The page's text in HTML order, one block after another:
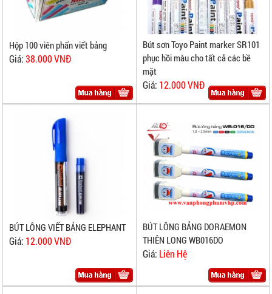
Hộp 100 viên phấn viết bảng
Giá:38.000 VNĐ
Bút sơn Toyo Paint marker SR101
phục hồi màu cho tất cả các bề
mặt
Giá: 12.000 VNĐ
BÚT LÔNG VIẾT BẢNG ELEPHANT
Giá: 12.000 VNĐ
BÚT LÔNG BẢNG DORAEMON
THIÊN LONG WB016DO
Giá: Liên Hệ